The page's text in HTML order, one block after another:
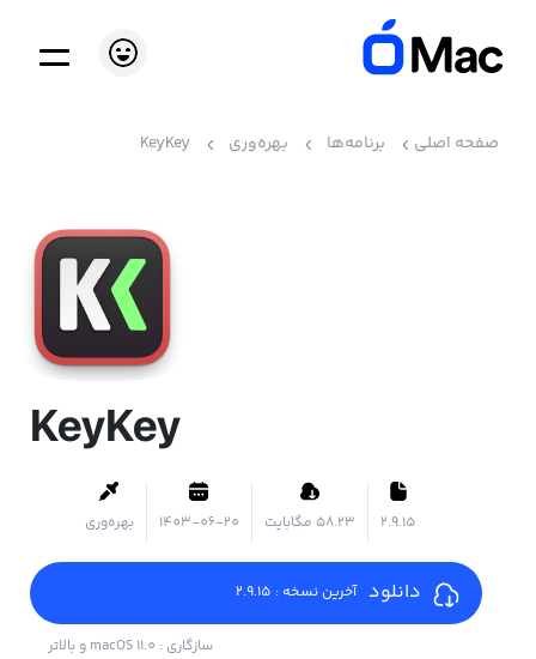
صفحه اصلی برنامه‌ها بهره‌وری KeyKey
KeyKey
2.9.15 ۵۸.۲۳ مگابایت 1403-06-20 بهره‌وری
دانلود آخرین نسخه : 2.9.15
سازگاری : macOS 11.0 و بالاتر